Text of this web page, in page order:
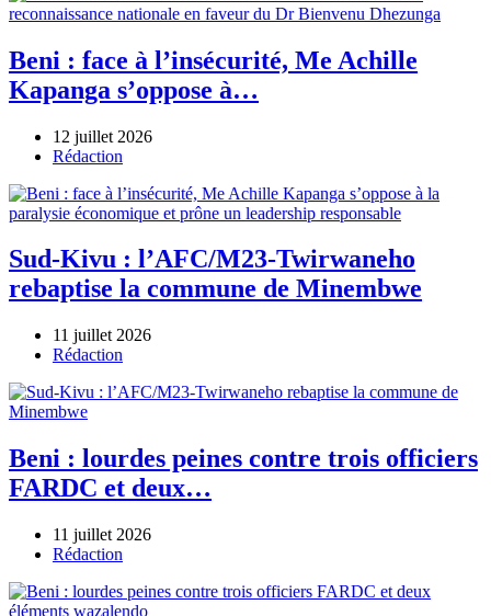
Beni : face à l’insécurité, Me Achille
Kapanga s’oppose à…
12 juillet 2026
Author
Rédaction
Sud-Kivu : l’AFC/M23-Twirwaneho
rebaptise la commune de Minembwe
11 juillet 2026
Author
Rédaction
Beni : lourdes peines contre trois officiers
FARDC et deux…
11 juillet 2026
Author
Rédaction